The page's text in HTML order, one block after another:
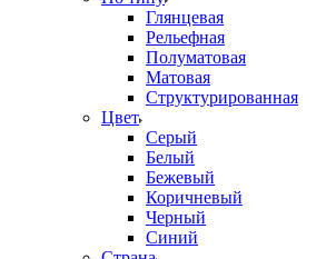
Глянцевая
Рельефная
Полуматовая
Матовая
Структурированная
Цвет
Серый
Белый
Бежевый
Коричневый
Черный
Синий